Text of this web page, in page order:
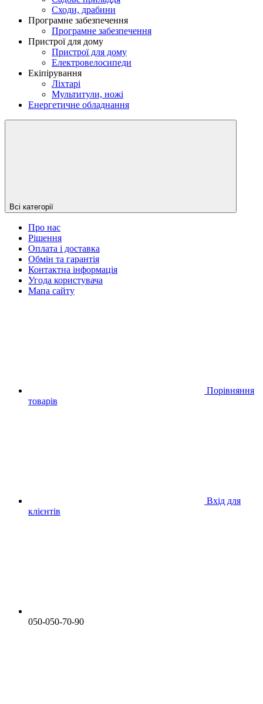
Сходи, драбини
Програмне забезпечення
Програмне забезпечення
Пристрої для дому
Пристрої для дому
Електровелосипеди
Екіпірування
Ліхтарі
Мультитули, ножі
Енергетичне обладнання
Всі категорії
Про нас
Рішення
Оплата і доставка
Обмін та гарантія
Контактна інформація
Угода користувача
Мапа сайту
Порівняння
товарів
Вхід для
клієнтів
050-050-70-90